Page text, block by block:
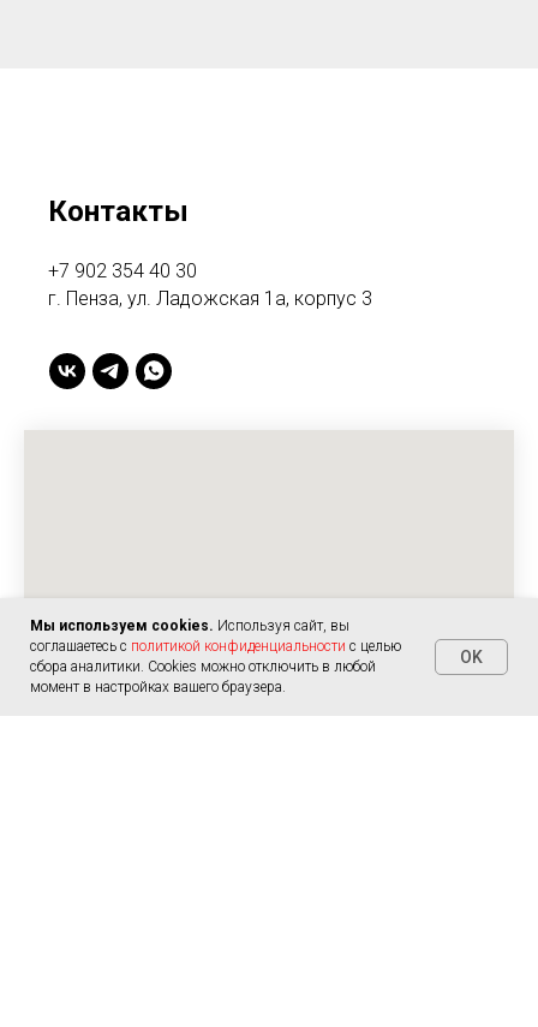
Мы используем cookies. Используя сайт, вы
соглашаетесь с политикой конфиденциальности с целью
сбора аналитики. Cookies можно отключить в любой
момент в настройках вашего браузера.
OK
Бесплатная консультация
Контакты
+7 902 354 40 30
г. Пенза, ул. Ладожская 1а, корпус 3